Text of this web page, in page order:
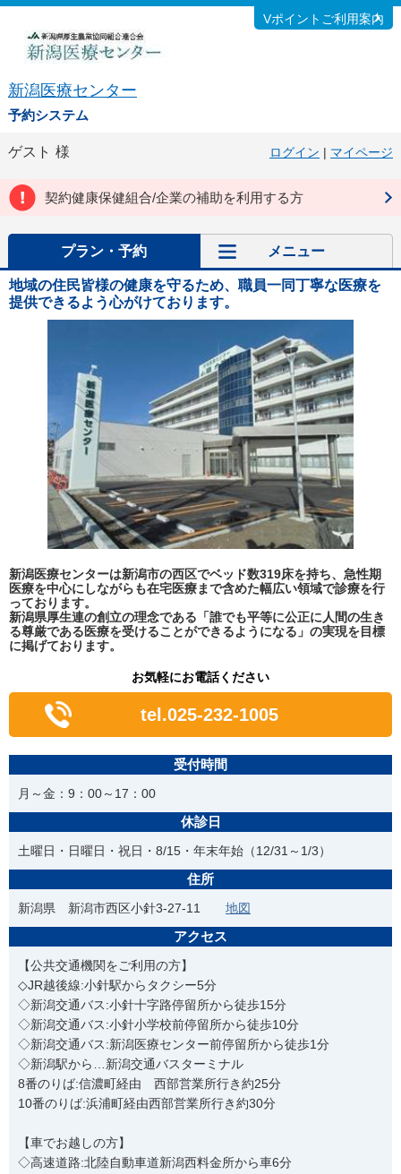
新潟医療センター
予約システム
Vポイントご利用案内
ゲスト 様 ログイン | マイページ
契約健康保健組合/企業の補助を利用する方
プラン・予約 メニュー
地域の住民皆様の健康を守るため、職員一同丁寧な医療を
提供できるよう心がけております。
新潟医療センターは新潟市の西区でベッド数319床を持ち、急性期
医療を中心にしながらも在宅医療まで含めた幅広い領域で診療を行
っております。
新潟県厚生連の創立の理念である「誰でも平等に公正に人間の生き
る尊厳である医療を受けることができるようになる」の実現を目標
に掲げております。
お気軽にお電話ください
tel.025-232-1005
受付時間
月～金：9：00～17：00
休診日
土曜日・日曜日・祝日・8/15・年末年始（12/31～1/3）
住所
新潟県 新潟市西区小針3-27-11 地図
アクセス
【公共交通機関をご利用の方】
◇JR越後線:小針駅からタクシー5分
◇新潟交通バス:小針十字路停留所から徒歩15分
◇新潟交通バス:小針小学校前停留所から徒歩10分
◇新潟交通バス:新潟医療センター前停留所から徒歩1分
◇新潟駅から…新潟交通バスターミナル
8番のりば:信濃町経由 西部営業所行き約25分
10番のりば:浜浦町経由西部営業所行き約30分
【車でお越しの方】
◇高速道路:北陸自動車道新潟西料金所から車6分